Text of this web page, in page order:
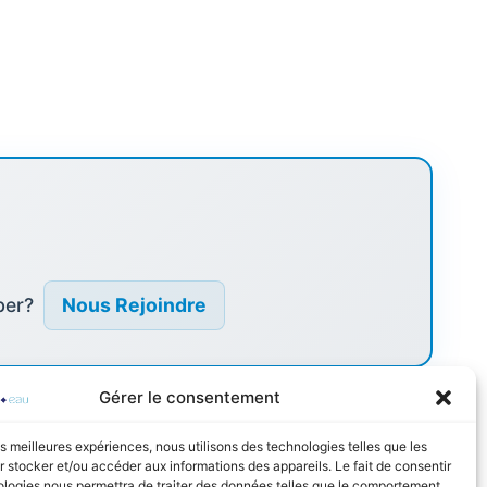
Gérer le consentement
meilleures expériences, nous utilisons des technologies telles que les
stocker et/ou accéder aux informations des appareils. Le fait de consentir
Nous Rejoindre